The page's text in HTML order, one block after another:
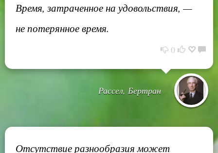
Время, затраченное на удовольствия, —
не потерянное время.
0
Рассел, Бертран
Отсутствие разнообразия может